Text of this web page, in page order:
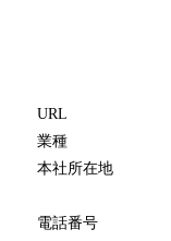
URL
業種
本社所在地
電話番号